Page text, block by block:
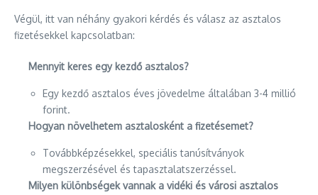
Végül, itt van néhány gyakori kérdés és válasz az asztalos
fizetésekkel kapcsolatban:
Mennyit keres egy kezdő asztalos?
Egy kezdő asztalos éves jövedelme általában 3-4 millió
forint.
Hogyan növelhetem asztalosként a fizetésemet?
Továbbképzésekkel, speciális tanúsítványok
megszerzésével és tapasztalatszerzéssel.
Milyen különbségek vannak a vidéki és városi asztalos